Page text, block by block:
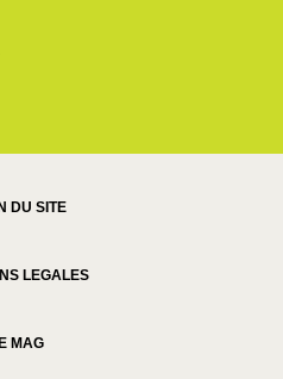
DU SITE
LEGALES
MAG